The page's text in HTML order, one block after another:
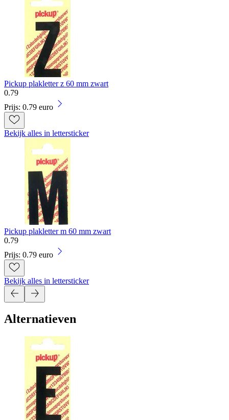
Pickup plakletter z 60 mm zwart
0.79
Prijs: 0.79 euro
Bekijk alles in lettersticker
Pickup plakletter m 60 mm zwart
0.79
Prijs: 0.79 euro
Bekijk alles in lettersticker
Alternatieven